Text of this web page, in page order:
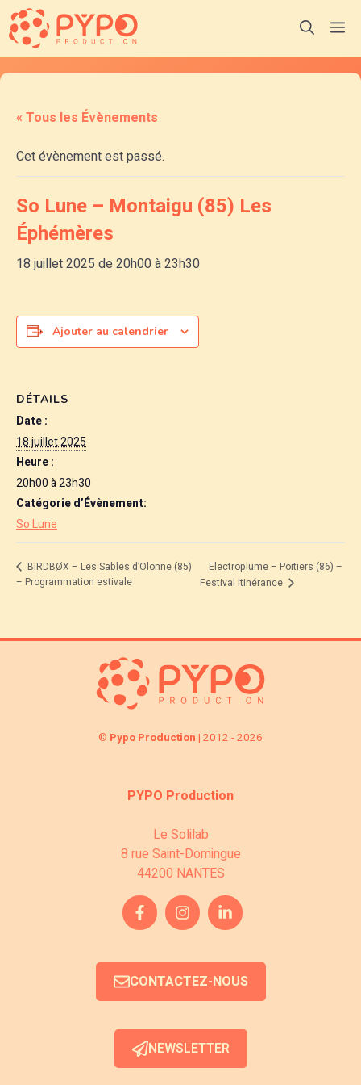
Aller
au
contenu
« Tous les Évènements
Cet évènement est passé.
So Lune – Montaigu (85) Les
Éphémères
18 juillet 2025 de 20h00à23h30
Ajouter au calendrier
DÉTAILS
Date :
18 juillet 2025
Heure :
20h00 à 23h30
Catégorie d’Évènement:
So Lune
BIRDBØX – Les Sables d’Olonne (85)
– Programmation estivale
Electroplume – Poitiers (86) –
Festival Itinérance
© Pypo Production | 2012 - 2026
PYPO Production
Le Solilab
8 rue Saint-Domingue
44200 NANTES
CONTACTEZ-NOUS
NEWSLETTER